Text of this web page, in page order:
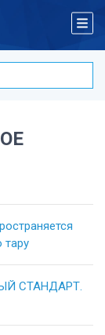
тару
СТАНДАРТ.